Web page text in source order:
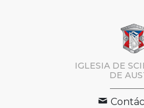
IGLESIA DE
DE